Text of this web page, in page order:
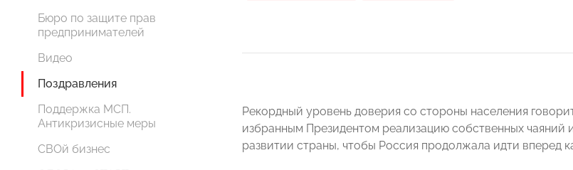
Бюро по защите прав
предпринимателей
Видео
Поздравления
Поддержка МСП.
Антикризисные меры
СВОй бизнес
Рекордный уровень доверия со стороны населения
избранным Президентом реализацию собственных
развитии страны, чтобы Россия продолжала идти вперед